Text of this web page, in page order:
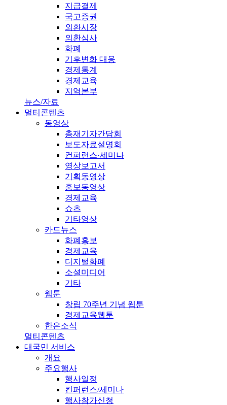
지급결제
국고증권
외환시장
외환심사
화폐
기후변화 대응
경제통계
경제교육
지역본부
뉴스/자료
멀티콘텐츠
동영상
총재기자간담회
보도자료설명회
컨퍼런스·세미나
영상보고서
기획동영상
홍보동영상
경제교육
쇼츠
기타영상
카드뉴스
화폐홍보
경제교육
디지털화폐
소셜미디어
기타
웹툰
창립 70주년 기념 웹툰
경제교육웹툰
한은소식
멀티콘텐츠
대국민 서비스
개요
주요행사
행사일정
컨퍼런스/세미나
행사참가신청